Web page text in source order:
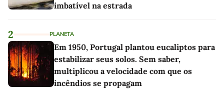
imbatível na estrada
2 PLANETA
Em 1950, Portugal plantou eucaliptos para
estabilizar seus solos. Sem saber,
multiplicou a velocidade com que os
incêndios se propagam